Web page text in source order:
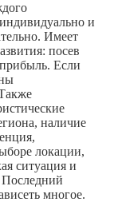
и
Имеет
посев
Если
наличие
локации,
ситуация и
многое.